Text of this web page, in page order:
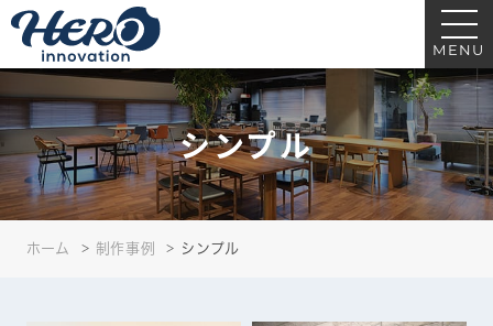
MENU
シンプル
シンプル｜ヒーローイノベーション｜医療・クリニック・歯科の看板サイン
ホーム 制作事例 シンプル